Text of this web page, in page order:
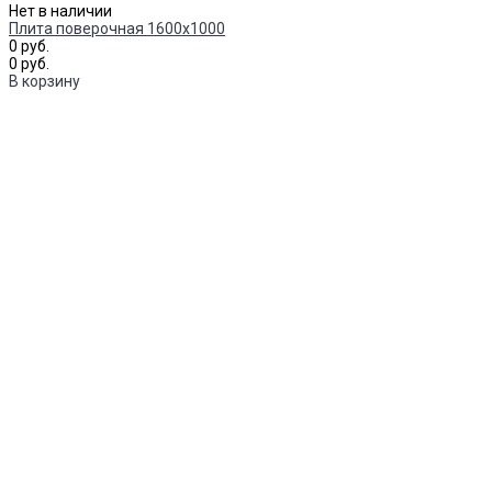
Нет в наличии
Плита поверочная 1600х1000
0 руб.
0 руб.
В корзину